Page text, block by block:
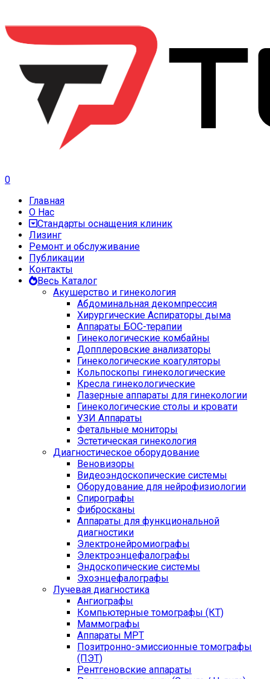
0
Главная
О Нас
Стандарты оснащения клиник
Лизинг
Ремонт и обслуживание
Публикации
Контакты
Весь Каталог
Акушерство и гинекология
Абдоминальная декомпрессия
Хирургические Аспираторы дыма
Аппараты БОС-терапии
Гинекологические комбайны
Допплеровские анализаторы
Гинекологические коагуляторы
Кольпоскопы гинекологические
Кресла гинекологические
Лазерные аппараты для гинекологии
Гинекологические столы и кровати
УЗИ Аппараты
Фетальные мониторы
Эстетическая гинекология
Диагностическое оборудование
Веновизоры
Видеоэндоскопические системы
Оборудование для нейрофизиологии
Спирографы
Фибросканы
Аппараты для функциональной
диагностики
Электронейромиографы
Электроэнцефалографы
Эндоскопические системы
Эхоэнцефалографы
Лучевая диагностика
Ангиографы
Компьютерные томографы (КТ)
Маммографы
Аппараты МРТ
Позитронно-эмиссионные томографы
(ПЭТ)
Рентгеновские аппараты